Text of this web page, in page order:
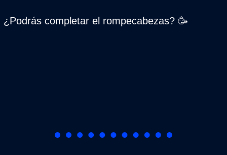
¿Podrás completar el rompecabezas? 🥳